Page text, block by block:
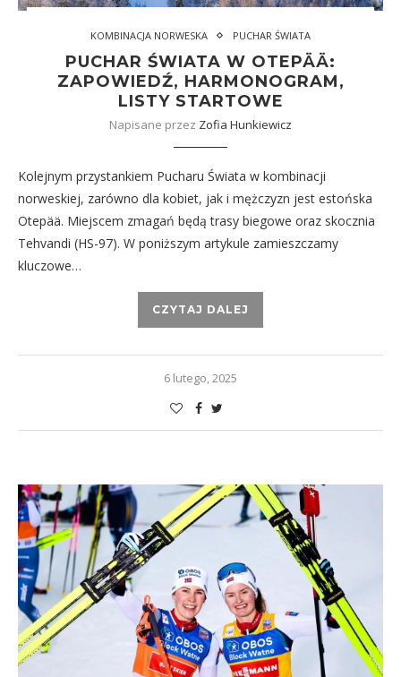
KOMBINACJA NORWESKA PUCHAR ŚWIATA
PUCHAR ŚWIATA W OTEPÄÄ:
ZAPOWIEDŹ, HARMONOGRAM,
LISTY STARTOWE
Napisane przez Zofia Hunkiewicz
Kolejnym przystankiem Pucharu Świata w kombinacji
norweskiej, zarówno dla kobiet, jak i mężczyzn jest estońska
Otepää. Miejscem zmagań będą trasy biegowe oraz skocznia
Tehvandi (HS-97). W poniższym artykule zamieszczamy
kluczowe…
CZYTAJ DALEJ
6 lutego, 2025